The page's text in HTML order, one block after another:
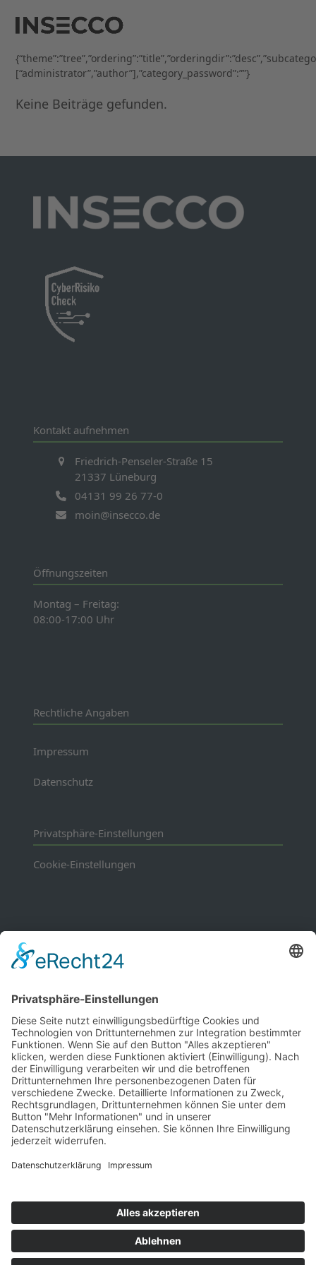
content
mobile
menu
mobile
menu
[“administrator”,”author”],”category_password”:””}
Keine Beiträge gefunden.
Kontakt aufnehmen
Friedrich-Penseler-Straße 15
21337 Lüneburg
04131 99 26 77-0
moin@insecco.de
Öffnungszeiten
Montag – Freitag:
08:00-17:00 Uhr
Rechtliche Angaben
Impressum
Datenschutz
Privatsphäre-Einstellungen
Cookie-Einstellungen
Mitgliedschaften